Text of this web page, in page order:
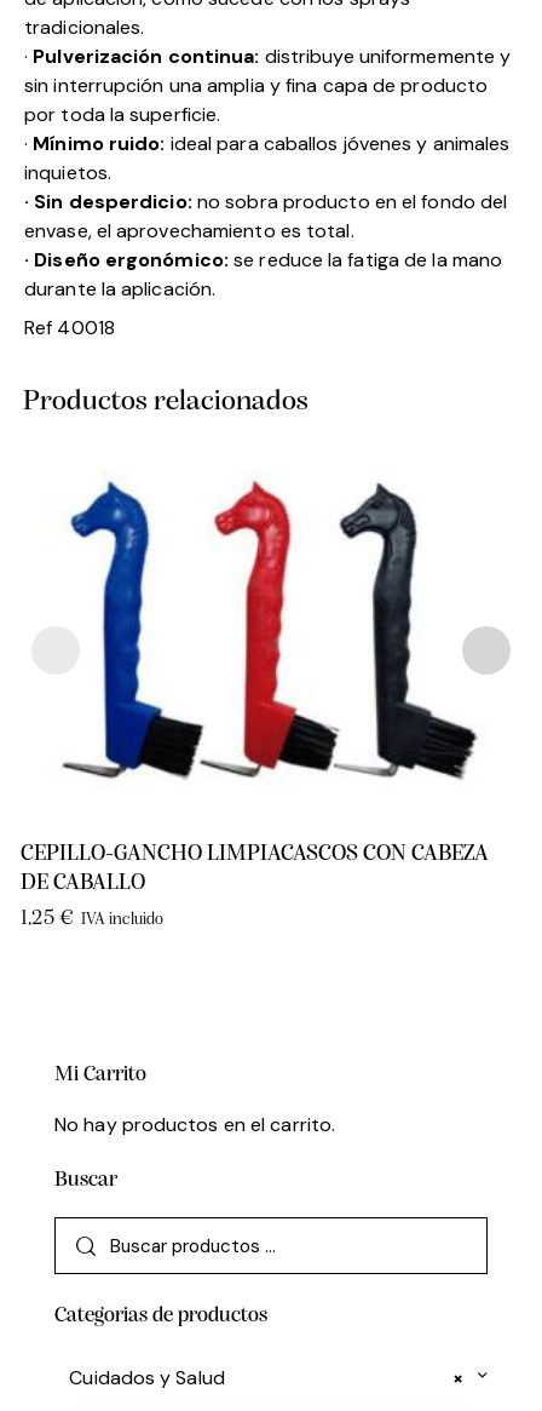
tradicionales.
· Pulverización continua: distribuye uniformemente y
sin interrupción una amplia y fina capa de producto
por toda la superficie.
· Mínimo ruido: ideal para caballos jóvenes y animales
inquietos.
· Sin desperdicio: no sobra producto en el fondo del
envase, el aprovechamiento es total.
· Diseño ergonómico: se reduce la fatiga de la mano
durante la aplicación.
Ref 40018
Productos relacionados
CEPILLO-GANCHO LIMPIACASCOS CON CABEZA
DE CABALLO
1,25 € IVA incluido
Mi Carrito
No hay productos en el carrito.
Buscar
Categorias de productos
×
Cuidados y Salud